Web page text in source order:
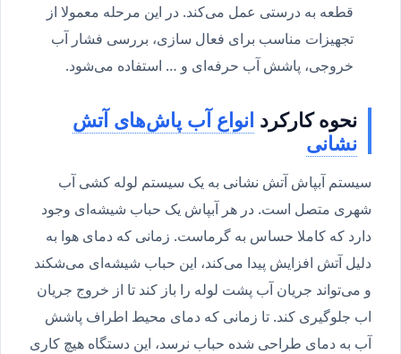
قطعه به درستی عمل می‌کند. در این مرحله معمولا از
تجهیزات مناسب برای فعال سازی، بررسی فشار آب
خروجی، پاشش آب حرفه‌ای و … استفاده می‌شود.
نحوه کارکرد انواع آب پاش‌های آتش
نشانی
سیستم آبپاش آتش نشانی به یک سیستم لوله کشی آب
شهری متصل است. در هر آبپاش یک حباب شیشه‌ای وجود
دارد که کاملا حساس به گرماست. زمانی که دمای هوا به
دلیل آتش افزایش پیدا می‌کند، این حباب شیشه‌ای می‌شکند
و می‌تواند جریان آب پشت لوله را باز کند تا از خروج جریان
اب جلوگیری کند. تا زمانی که دمای محیط اطراف پاشش
آب به دمای طراحی شده حباب نرسد، این دستگاه هیچ کاری